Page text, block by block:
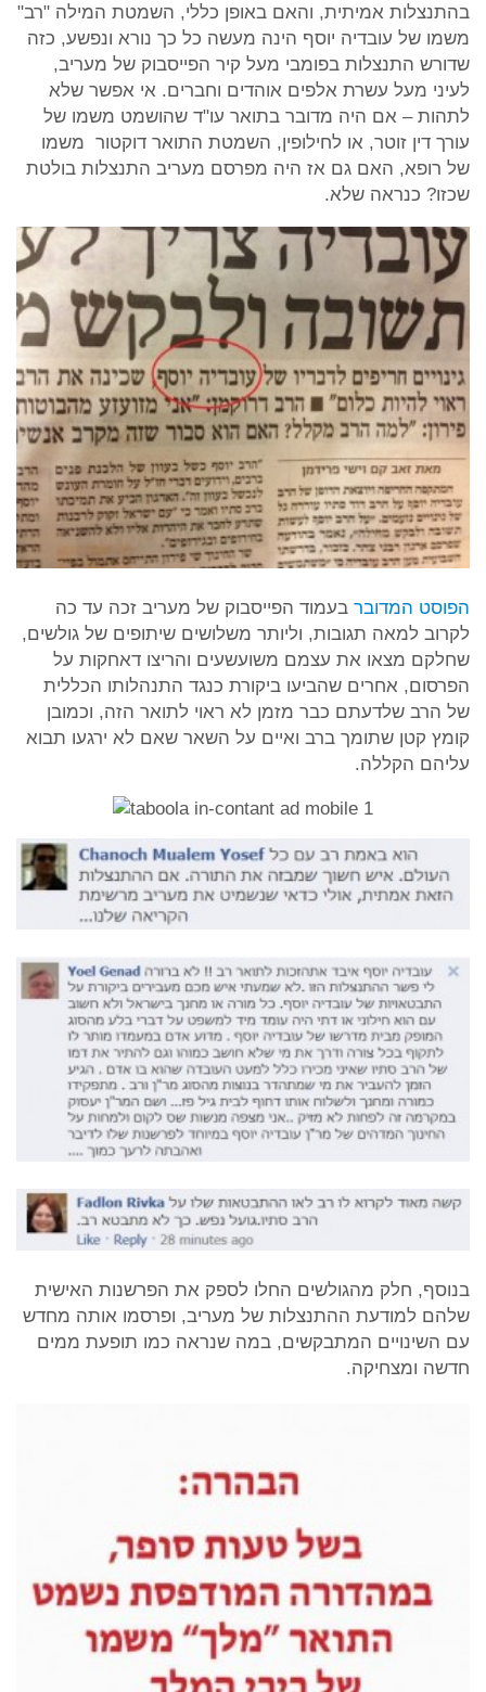
בהתנצלות אמיתית, והאם באופן כללי, השמטת המילה "רב"
משמו של עובדיה יוסף הינה מעשה כל כך נורא ונפשע, כזה
שדורש התנצלות בפומבי מעל קיר הפייסבוק של מעריב,
לעיני מעל עשרת אלפים אוהדים וחברים. אי אפשר שלא
לתהות – אם היה מדובר בתואר עו"ד שהושמט משמו של
עורך דין זוטר, או לחילופין, השמטת התואר דוקטור משמו
של רופא, האם גם אז היה מפרסם מעריב התנצלות בולטת
שכזו? כנראה שלא.
הפוסט המדובר בעמוד הפייסבוק של מעריב זכה עד כה
לקרוב למאה תגובות, וליותר משלושים שיתופים של גולשים,
שחלקם מצאו את עצמם משועשעים והריצו דאחקות על
הפרסום, אחרים שהביעו ביקורת כנגד התנהלותו הכללית
של הרב שלדעתם כבר מזמן לא ראוי לתואר הזה, וכמובן
קומץ קטן שתומך ברב ואיים על השאר שאם לא ירגעו תבוא
עליהם הקללה.
בנוסף, חלק מהגולשים החלו לספק את הפרשנות האישית
שלהם למודעת ההתנצלות של מעריב, ופרסמו אותה מחדש
עם השינויים המתבקשים, במה שנראה כמו תופעת ממים
חדשה ומצחיקה.